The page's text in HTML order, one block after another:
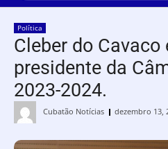
Política
Cleber do Cavaco
presidente da
2023-2024.
Cubatão Notícias dezembro 13,